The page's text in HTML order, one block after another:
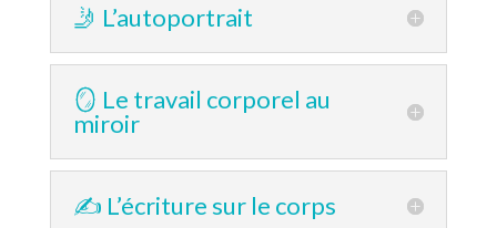
🤳 L’autoportrait
🪞 Le travail corporel au
miroir
✍️ L’écriture sur le corps